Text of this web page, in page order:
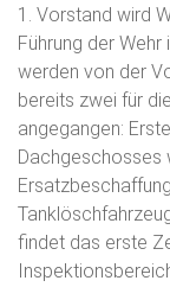
1. Vorstand wird
Führung der
werden von der
bereits zwei für
angegangen:
Dachgeschosses
findet das erste